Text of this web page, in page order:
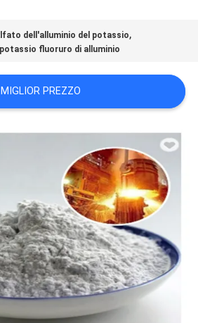
dell'alluminio del potassio,
potassio fluoruro di alluminio
MIGLIOR PREZZO